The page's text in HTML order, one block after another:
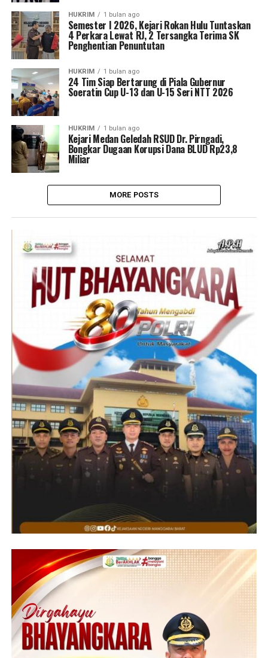
HUKRIM 1 bulan ago
Semester I 2026, Kejari Rokan Hulu Tuntaskan
4 Perkara Lewat RJ, 2 Tersangka Terima SK
Penghentian Penuntutan
HUKRIM 1 bulan ago
24 Tim Siap Bertarung di Piala Gubernur
Soeratin Cup U-13 dan U-15 Seri NTT 2026
HUKRIM 1 bulan ago
Kejari Medan Geledah RSUD Dr. Pirngadi,
Bongkar Dugaan Korupsi Dana BLUD Rp23,8
Miliar
MORE POSTS